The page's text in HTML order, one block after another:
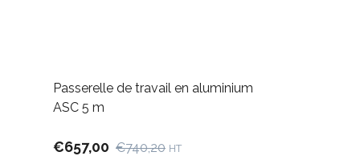
Passerelle de travail en aluminium
ASC 5 m
€657,00 €740,20 HT